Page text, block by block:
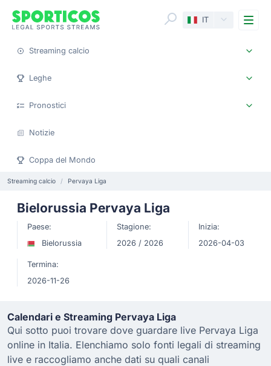
IT
Streaming calcio
Leghe
Pronostici
Notizie
Coppa del Mondo
Streaming calcio Pervaya Liga
Bielorussia Pervaya Liga
Paese:
Bielorussia
Stagione:
2026 / 2026
Inizia:
2026-04-03
Termina:
2026-11-26
Calendari e Streaming Pervaya Liga
Qui sotto puoi trovare dove guardare live Pervaya Liga
online in Italia. Elenchiamo solo fonti legali di streaming
live e raccogliamo anche dati su quali canali